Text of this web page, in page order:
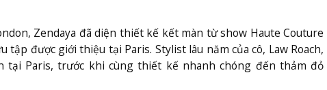
Zendaya đã diện thiết kế kết màn từ show Haute Couture
tập được giới thiệu tại Paris. Stylist lâu năm của cô, Law Roach,
Paris, trước khi cùng thiết kế nhanh chóng đến thảm đỏ